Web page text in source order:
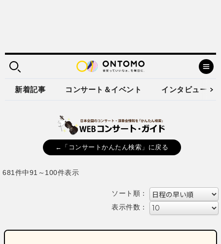
新着記事 コンサート＆イベント インタビュー
←「コンサートかんたん検索」に戻る
681件中91～100件表示
ソート順：
表示件数：